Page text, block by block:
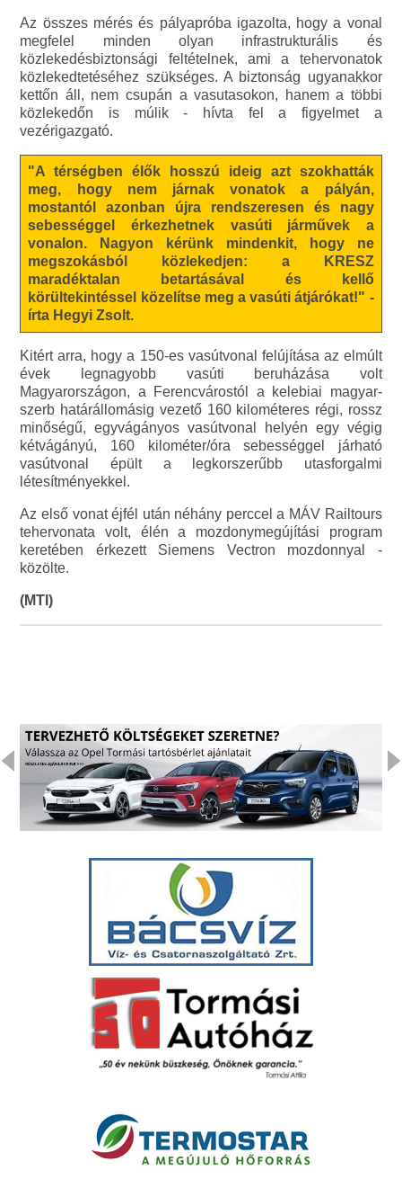
Az összes mérés és pályapróba igazolta, hogy a vonal
megfelel minden olyan infrastrukturális és
közlekedésbiztonsági feltételnek, ami a tehervonatok
közlekedtetéséhez szükséges. A biztonság ugyanakkor
kettőn áll, nem csupán a vasutasokon, hanem a többi
közlekedőn is múlik - hívta fel a figyelmet a
vezérigazgató.
"A térségben élők hosszú ideig azt szokhatták
meg, hogy nem járnak vonatok a pályán,
mostantól azonban újra rendszeresen és nagy
sebességgel érkezhetnek vasúti járművek a
vonalon. Nagyon kérünk mindenkit, hogy ne
megszokásból közlekedjen: a KRESZ
maradéktalan betartásával és kellő
körültekintéssel közelítse meg a vasúti átjárókat!" -
írta Hegyi Zsolt.
Kitért arra, hogy a 150-es vasútvonal felújítása az elmúlt
évek legnagyobb vasúti beruházása volt
Magyarországon, a Ferencvárostól a kelebiai magyar-
szerb határállomásig vezető 160 kilométeres régi, rossz
minőségű, egyvágányos vasútvonal helyén egy végig
kétvágányú, 160 kilométer/óra sebességgel járható
vasútvonal épült a legkorszerűbb utasforgalmi
létesítményekkel.
Az első vonat éjfél után néhány perccel a MÁV Railtours
tehervonata volt, élén a mozdonymegújítási program
keretében érkezett Siemens Vectron mozdonnyal -
közölte.
(MTI)